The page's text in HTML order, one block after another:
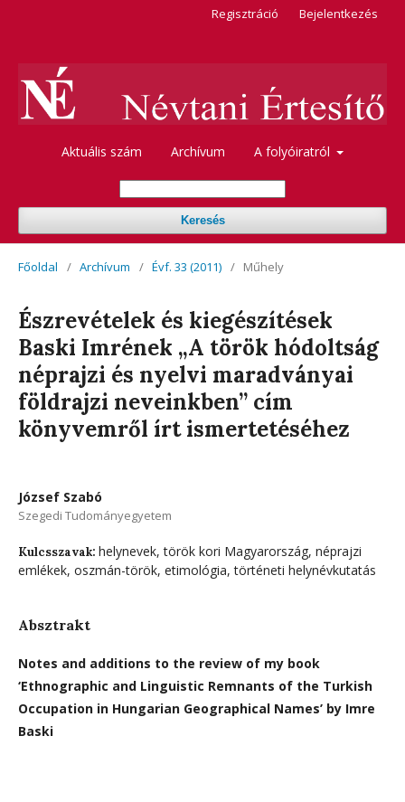
Aktuális szám Archívum A folyóiratról
Keresés
Regisztráció Bejelentkezés
Főoldal / Archívum / Évf. 33 (2011) / Műhely
Észrevételek és kiegészítések
Baski Imrének „A török hódoltság
néprajzi és nyelvi maradványai
földrajzi neveinkben” cím
könyvemről írt ismertetéséhez
József Szabó
Szegedi Tudományegyetem
Kulcsszavak: helynevek, török kori Magyarország, néprajzi
emlékek, oszmán-török, etimológia, történeti helynévkutatás
Absztrakt
Notes and additions to the review of my book
‘Ethnographic and Linguistic Remnants of the Turkish
Occupation in Hungarian Geographical Names’ by Imre
Baski